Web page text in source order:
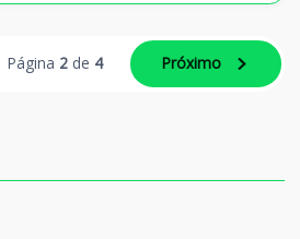
Página 2de 4 Próximo